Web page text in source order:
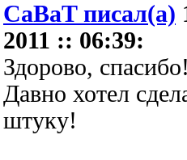
CaBaT писал(а)
2011 :: 06:39:
Здорово,
Давно хотел
штуку!